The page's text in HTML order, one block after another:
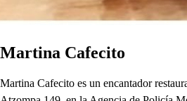
Martina Cafecito
Martina Cafecito es un encantador